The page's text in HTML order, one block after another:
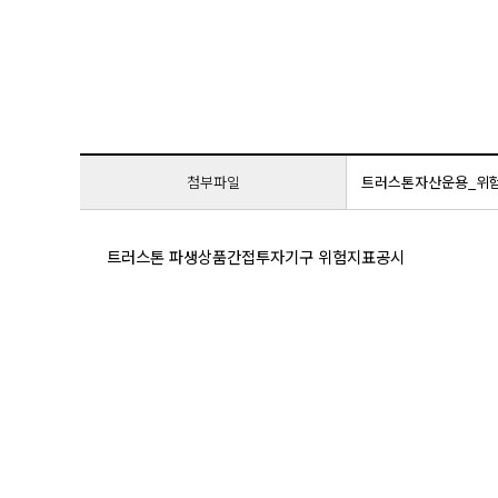
첨부파일 트러스톤자산운용_
트러스톤 파생상품간접투자기구 위험지표공시